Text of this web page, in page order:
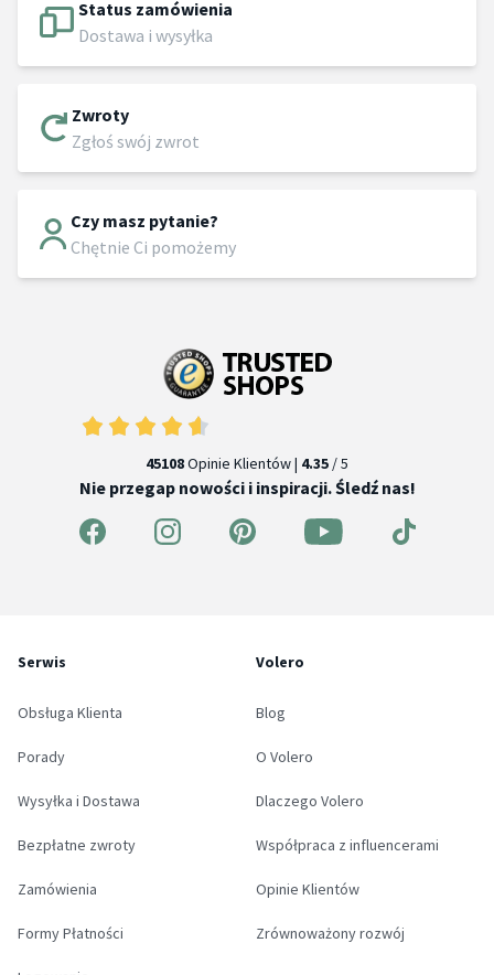
Status zamówienia
Dostawa i wysyłka
Zwroty
Zgłoś swój zwrot
Czy masz pytanie?
Chętnie Ci pomożemy
45108Opinie Klientów | 4.35 / 5
Nie przegap nowości i inspiracji. Śledź nas!
Serwis
Obsługa Klienta
Porady
Wysyłka i Dostawa
Bezpłatne zwroty
Zamówienia
Formy Płatności
Volero
Blog
O Volero
Dlaczego Volero
Współpraca z influencerami
Opinie Klientów
Zrównoważony rozwój